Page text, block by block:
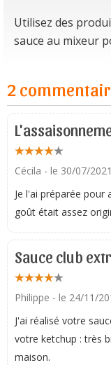
Utilisez des
sauce au mixeur
2
Cécila - le 30/07/2021
Je l'ai préparée pour
goût était assez
Sauce club
Philippe - le 24/11/
J'ai réalisé votre
votre ketchup : très
maison.